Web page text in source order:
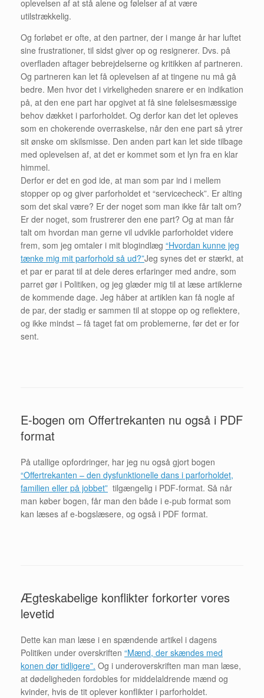
oplevelsen af at stå alene og følelser af at være
utilstrækkelig.
Og forløbet er ofte, at den partner, der i mange år har luftet
sine frustrationer, til sidst giver op og resignerer. Dvs. på
overfladen aftager bebrejdelserne og kritikken af partneren.
Og partneren kan let få oplevelsen af at tingene nu må gå
bedre. Men hvor det i virkeligheden snarere er en indikation
på, at den ene part har opgivet at få sine følelsesmæssige
behov dækket i parforholdet. Og derfor kan det let opleves
som en chokerende overraskelse, når den ene part så ytrer
sit ønske om skilsmisse. Den anden part kan let side tilbage
med oplevelsen af, at det er kommet som et lyn fra en klar
himmel.
Derfor er det en god ide, at man som par ind i mellem
stopper op og giver parforholdet et “servicecheck”. Er alting
som det skal være? Er der noget som man ikke får talt om?
Er der noget, som frustrerer den ene part? Og at man får
talt om hvordan man gerne vil udvikle parforholdet videre
frem, som jeg omtaler i mit blogindlæg “Hvordan kunne jeg
tænke mig mit parforhold så ud?”Jeg synes det er stærkt, at
et par er parat til at dele deres erfaringer med andre, som
parret gør i Politiken, og jeg glæder mig til at læse artiklerne
de kommende dage. Jeg håber at artiklen kan få nogle af
de par, der stadig er sammen til at stoppe op og reflektere,
og ikke mindst – få taget fat om problemerne, før det er for
sent.
E-bogen om Offertrekanten nu også i PDF
format
På utallige opfordringer, har jeg nu også gjort bogen
“Offertrekanten – den dysfunktionelle dans i parforholdet,
familien eller på jobbet” tilgængelig i PDF-format. Så når
man køber bogen, får man den både i e-pub format som
kan læses af e-bogslæsere, og også i PDF format.
Ægteskabelige konflikter forkorter vores
levetid
Dette kan man læse i en spændende artikel i dagens
Politiken under overskriften “Mænd, der skændes med
konen dør tidligere”. Og i underoverskriften man man læse,
at dødeligheden fordobles for middelaldrende mænd og
kvinder, hvis de tit oplever konflikter i parforholdet.